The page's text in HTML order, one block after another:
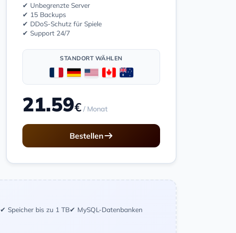
✔ Unbegrenzte Server
✔ 15 Backups
✔ DDoS-Schutz für Spiele
✔ Support 24/7
STANDORT WÄHLEN
21.59€ / Monat
Bestellen
✔ Speicher bis zu 1 TB✔ MySQL-Datenbanken